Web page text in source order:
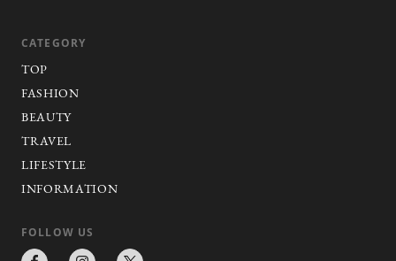
CATEGORY
TOP
FASHION
BEAUTY
TRAVEL
LIFESTYLE
INFORMATION
FOLLOW US